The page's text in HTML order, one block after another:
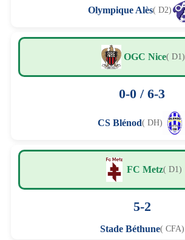
Olympique Alès( D2)
OGC Nice( D1)
0-0 / 6-3
CS Blénod( DH)
FC Metz( D1)
5-2
Stade Béthune( CFA)